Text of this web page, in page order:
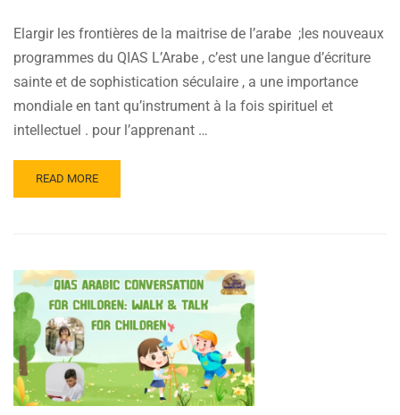
Elargir les frontières de la maitrise de l’arabe ;les nouveaux
programmes du QIAS L’Arabe , c’est une langue d’écriture
sainte et de sophistication séculaire , a une importance
mondiale en tant qu’instrument à la fois spirituel et
intellectuel . pour l’apprenant …
READ
MORE
FRONTIÈRES
DE
MAITRISE
DE
L’ARABE ;LES
NOUVEAUX
PROGRAMMES
DU
READ MORE